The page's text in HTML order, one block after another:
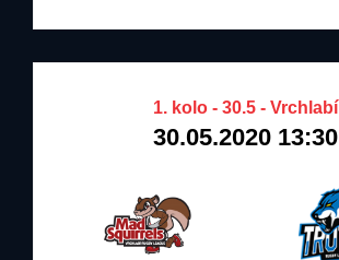
1. kolo - 30.5 - Vrchlabí
30.05.2020 13:30